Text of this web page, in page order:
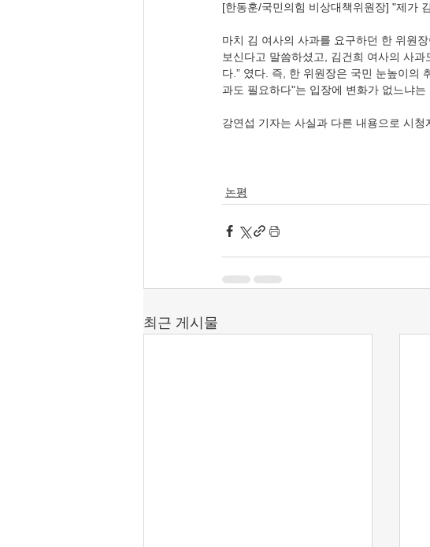
[한동훈/국민의힘 비상대책위원장] "제가
마치 김 여사의 사과를 요구하던 한 위원
보신다고 말씀하셨고, 김건희 여사의 사
다.” 였다. 즉, 한 위원장은 국민 눈높이의
과도 필요하다"는 입장에 변화가 없느냐
강연섭 기자는 사실과 다른 내용으로 시
논평
최근 게시물